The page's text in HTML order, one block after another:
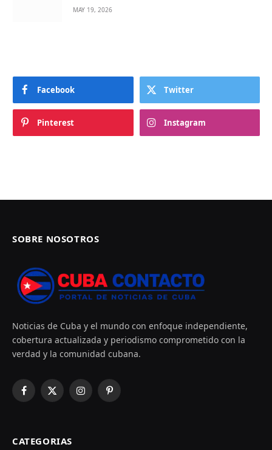
MAY 19, 2026
Facebook Twitter
Pinterest Instagram
SOBRE NOSOTROS
Noticias de Cuba y el mundo con enfoque independiente,
cobertura actualizada y periodismo comprometido con la
verdad y la comunidad cubana.
Facebook
X
InstagramPinterest
CATEGORIAS